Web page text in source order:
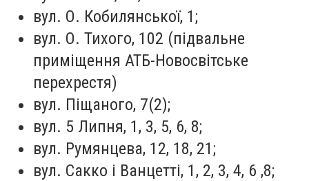
вул. О. Кобилянської, 1;
вул. О. Тихого, 102 (підвальне
приміщення АТБ-Новосвітське
перехрестя)
вул. Піщаного, 7(2);
вул. 5 Липня, 1, 3, 5, 6, 8;
вул. Румянцева, 12, 18, 21;
вул. Сакко і Ванцетті, 1, 2, 3, 4, 6 ,8;